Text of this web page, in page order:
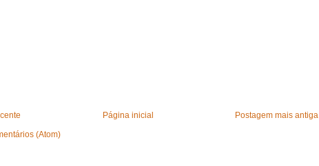
Postagem mais antiga
Página inicial
(Atom)